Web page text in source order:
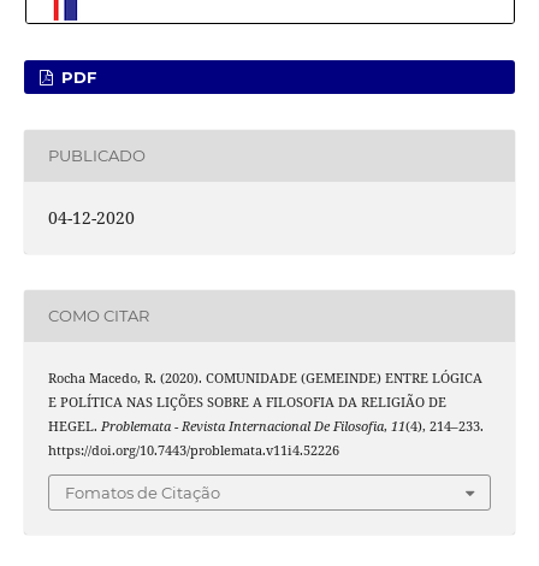
PDF
PUBLICADO
04-12-2020
COMO CITAR
Rocha Macedo, R. (2020). COMUNIDADE (GEMEINDE) ENTRE LÓGICA
E POLÍTICA NAS LIÇÕES SOBRE A FILOSOFIA DA RELIGIÃO DE
HEGEL. Problemata - Revista Internacional De Filosofia, 11(4), 214–233.
https://doi.org/10.7443/problemata.v11i4.52226
Fomatos de Citação